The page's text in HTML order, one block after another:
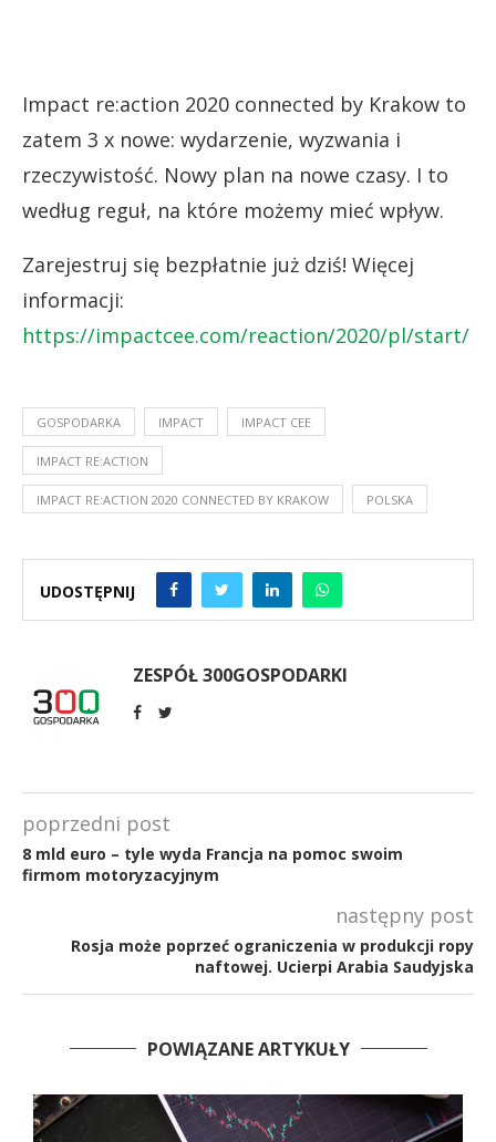
Impact re:action 2020 connected by Krakow to
zatem 3 x nowe: wydarzenie, wyzwania i
rzeczywistość. Nowy plan na nowe czasy. I to
według reguł, na które możemy mieć wpływ.
Zarejestruj się bezpłatnie już dziś! Więcej
informacji:
https://impactcee.com/reaction/2020/pl/start/
GOSPODARKA IMPACT IMPACT CEE
IMPACT RE:ACTION
IMPACT RE:ACTION 2020 CONNECTED BY KRAKOW POLSKA
UDOSTĘPNIJ
ZESPÓŁ 300GOSPODARKI
poprzedni post
8 mld euro – tyle wyda Francja na pomoc swoim
firmom motoryzacyjnym
następny post
Rosja może poprzeć ograniczenia w produkcji ropy
naftowej. Ucierpi Arabia Saudyjska
POWIĄZANE ARTYKUŁY